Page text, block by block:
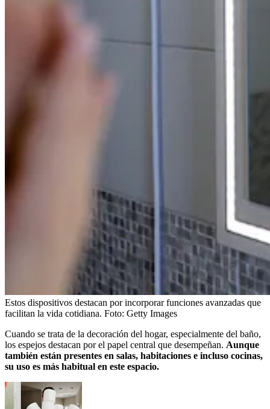
Estos dispositivos destacan por incorporar funciones avanzadas que
facilitan la vida cotidiana. Foto: Getty Images
Cuando se trata de la decoración del hogar, especialmente del baño,
los espejos destacan por el papel central que desempeñan. Aunque
también están presentes en salas, habitaciones e incluso cocinas,
su uso es más habitual en este espacio.